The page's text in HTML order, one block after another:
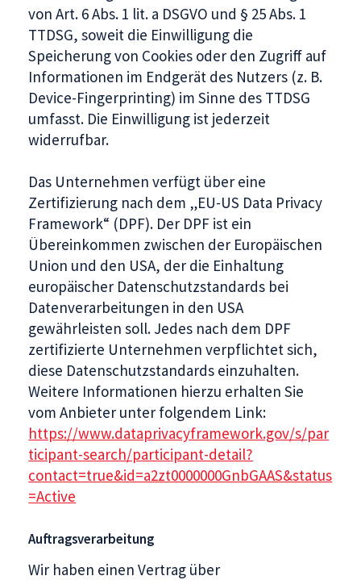
von Art. 6 Abs. 1 lit. a DSGVO und § 25 Abs. 1
TTDSG, soweit die Einwilligung die
Speicherung von Cookies oder den Zugriff auf
Informationen im Endgerät des Nutzers (z. B.
Device-Fingerprinting) im Sinne des TTDSG
umfasst. Die Einwilligung ist jederzeit
widerrufbar.
Das Unternehmen verfügt über eine
Zertifizierung nach dem „EU-US Data Privacy
Framework“ (DPF). Der DPF ist ein
Übereinkommen zwischen der Europäischen
Union und den USA, der die Einhaltung
europäischer Datenschutzstandards bei
Datenverarbeitungen in den USA
gewährleisten soll. Jedes nach dem DPF
zertifizierte Unternehmen verpflichtet sich,
diese Datenschutzstandards einzuhalten.
Weitere Informationen hierzu erhalten Sie
vom Anbieter unter folgendem Link:
https://www.dataprivacyframework.gov/s/par
ticipant-search/participant-detail?
contact=true&id=a2zt0000000GnbGAAS&status
=Active
Auftragsverarbeitung
Wir haben einen Vertrag über